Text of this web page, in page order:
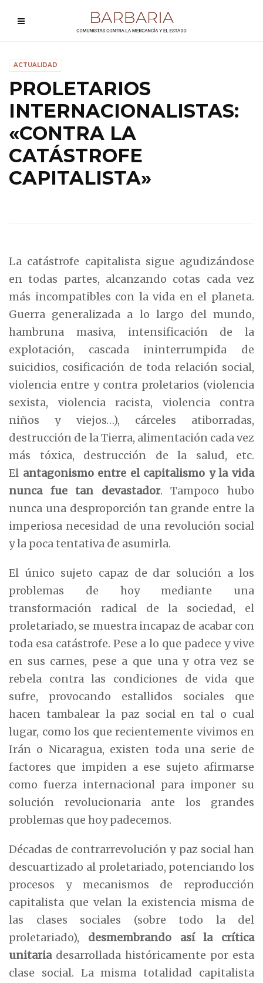
ACTUALIDAD
PROLETARIOS
INTERNACIONALISTAS:
«CONTRA LA
CATÁSTROFE
CAPITALISTA»
La catástrofe capitalista sigue agudizándose
en todas partes, alcanzando cotas cada vez
más incompatibles con la vida en el planeta.
Guerra generalizada a lo largo del mundo,
hambruna masiva, intensificación de la
explotación, cascada ininterrumpida de
suicidios, cosificación de toda relación social,
violencia entre y contra proletarios (violencia
sexista, violencia racista, violencia contra
niños y viejos…), cárceles atiborradas,
destrucción de la Tierra, alimentación cada vez
más tóxica, destrucción de la salud, etc.
El antagonismo entre el capitalismo y la vida
nunca fue tan devastador. Tampoco hubo
nunca una desproporción tan grande entre la
imperiosa necesidad de una revolución social
y la poca tentativa de asumirla.
El único sujeto capaz de dar solución a los
problemas de hoy mediante una
transformación radical de la sociedad, el
proletariado, se muestra incapaz de acabar con
toda esa catástrofe. Pese a lo que padece y vive
en sus carnes, pese a que una y otra vez se
rebela contra las condiciones de vida que
sufre, provocando estallidos sociales que
hacen tambalear la paz social en tal o cual
lugar, como los que recientemente vivimos en
Irán o Nicaragua, existen toda una serie de
factores que impiden a ese sujeto afirmarse
como fuerza internacional para imponer su
solución revolucionaria ante los grandes
problemas que hoy padecemos.
Décadas de contrarrevolución y paz social han
descuartizado al proletariado, potenciando los
procesos y mecanismos de reproducción
capitalista que velan la existencia misma de
las clases sociales (sobre todo la del
proletariado), desmembrando así la crítica
unitariadesarrollada históricamente por esta
clase social. La misma totalidad capitalista